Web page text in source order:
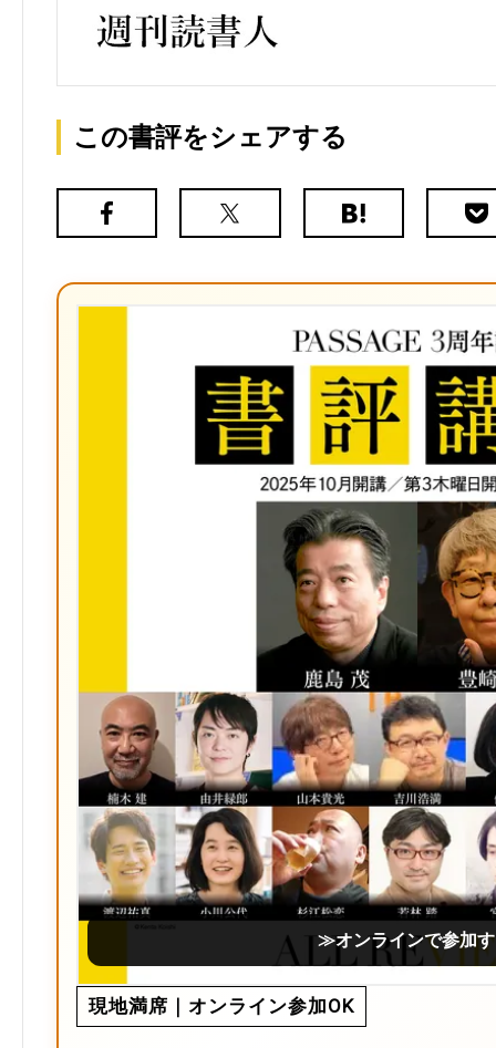
この書評をシェアする
Facebook
X（旧
は
ク
マ
ー
ク
≫オンラインで参加
現地満席｜オンライン参加OK